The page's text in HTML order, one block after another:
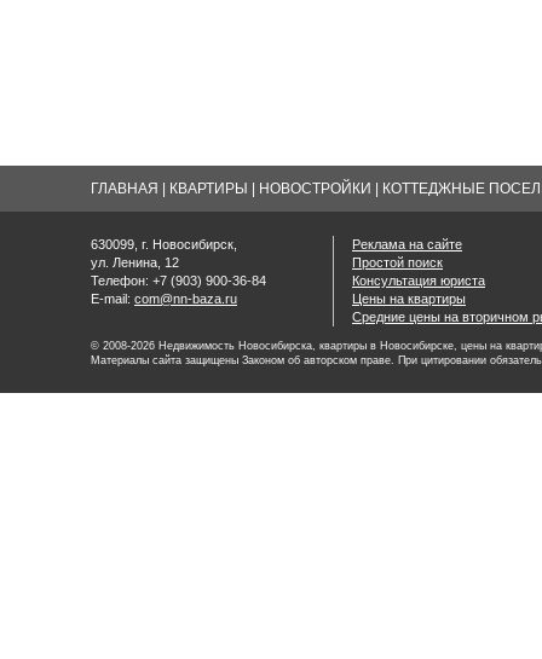
ГЛАВНАЯ КВАРТИРЫ НОВОСТРОЙКИ КОТТЕДЖНЫЕ
630099, г. Новосибирск,
ул. Ленина, 12
Телефон: +7 (903) 900-36-84
E-mail: com@nn-baza.ru
Реклама на сайте
Простой поиск
Консультация юриста
Цены на квартиры
Средние цены на вторичном
© 2008-2026 Недвижимость Новосибирска, квартиры в Новосибирске, цены на
Материалы сайта защищены Законом об авторском праве. При цитировании